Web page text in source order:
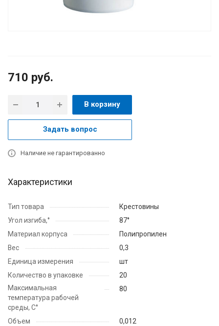
710 руб.
В корзину
Задать вопрос
Наличие не гарантированно
Характеристики
Тип товара
Крестовины
Угол изгиба,°
87°
Материал корпуса
Полипропилен
Вес
0,3
Единица измерения
шт
Количество в упаковке
20
Максимальная
температура рабочей
среды, С°
80
Объем
0,012